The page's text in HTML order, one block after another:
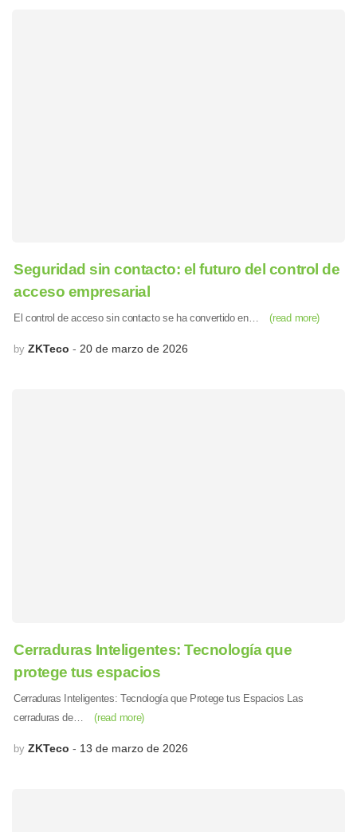
Seguridad sin contacto: el futuro del control de
acceso empresarial
El control de acceso sin contacto se ha convertido en… (read more)
by ZKTeco 20 de marzo de 2026
Cerraduras Inteligentes: Tecnología que
protege tus espacios
Cerraduras Inteligentes: Tecnología que Protege tus Espacios Las
cerraduras de…
(read more)
by ZKTeco 13 de marzo de 2026